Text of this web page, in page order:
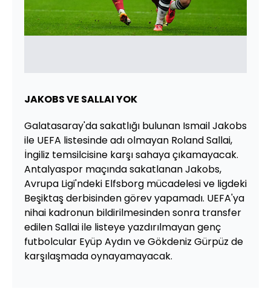
JAKOBS VE SALLAI YOK
Galatasaray'da sakatlığı bulunan Ismail Jakobs
ile UEFA listesinde adı olmayan Roland Sallai,
İngiliz temsilcisine karşı sahaya çıkamayacak.
Antalyaspor maçında sakatlanan Jakobs,
Avrupa Ligi'ndeki Elfsborg mücadelesi ve ligdeki
Beşiktaş derbisinden görev yapamadı. UEFA'ya
nihai kadronun bildirilmesinden sonra transfer
edilen Sallai ile listeye yazdırılmayan genç
futbolcular Eyüp Aydın ve Gökdeniz Gürpüz de
karşılaşmada oynayamayacak.